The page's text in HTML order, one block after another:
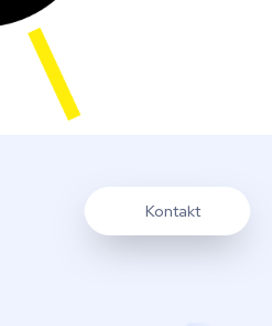
Kontakt